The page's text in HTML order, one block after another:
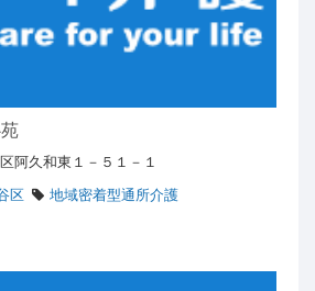
阿久和東１－５１－１
区
地域密着型通所介護